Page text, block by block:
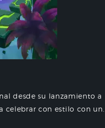
desde su lanzamiento a
con estilo con un...